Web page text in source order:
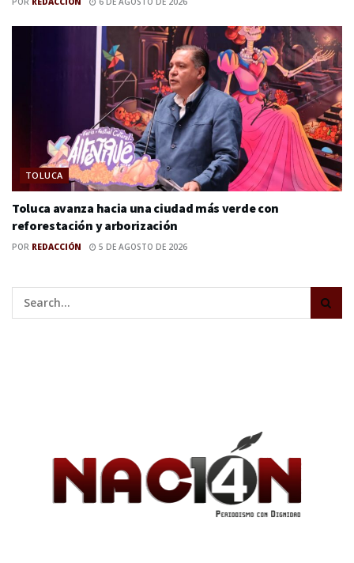
TOLUCA
Toluca avanza hacia una ciudad más verde con
reforestación y arborización
POR REDACCIÓN 5 DE AGOSTO DE 2026